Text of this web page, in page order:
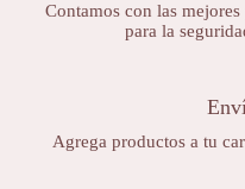
Contamos con las
para la
Agrega productos a tu